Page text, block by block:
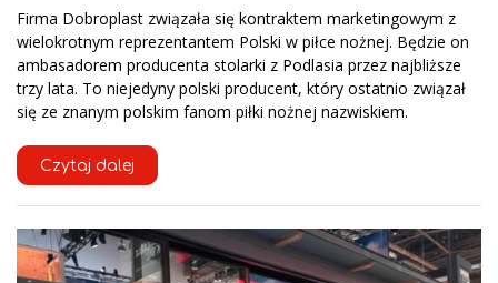
Firma Dobroplast związała się kontraktem marketingowym z
wielokrotnym reprezentantem Polski w piłce nożnej. Będzie on
ambasadorem producenta stolarki z Podlasia przez najbliższe
trzy lata. To niejedyny polski producent, który ostatnio związał
się ze znanym polskim fanom piłki nożnej nazwiskiem.
Czytaj dalej